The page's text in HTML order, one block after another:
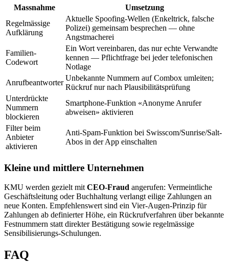
Massnahme
Umsetzung
Regelmässige
Aufklärung
Aktuelle Spoofing-Wellen (Enkeltrick, falsche
Polizei) gemeinsam besprechen — ohne
Angstmacherei
Familien-
Codewort
Ein Wort vereinbaren, das nur echte Verwandte
kennen — Pflichtfrage bei jeder telefonischen
Notlage
Anrufbeantworter
Unbekannte Nummern auf Combox umleiten;
Rückruf nur nach Plausibilitätsprüfung
Unterdrückte
Nummern
blockieren
Smartphone-Funktion «Anonyme Anrufer
abweisen» aktivieren
Filter beim
Anbieter
aktivieren
Anti-Spam-Funktion bei Swisscom/Sunrise/Salt-
Abos in der App einschalten
Kleine und mittlere Unternehmen
KMU werden gezielt mit CEO-Fraud angerufen: Vermeintliche
Geschäftsleitung oder Buchhaltung verlangt eilige Zahlungen an
neue Konten. Empfehlenswert sind ein Vier-Augen-Prinzip für
Zahlungen ab definierter Höhe, ein Rückrufverfahren über bekannte
Festnummern statt direkter Bestätigung sowie regelmässige
Sensibilisierungs-Schulungen.
FAQ